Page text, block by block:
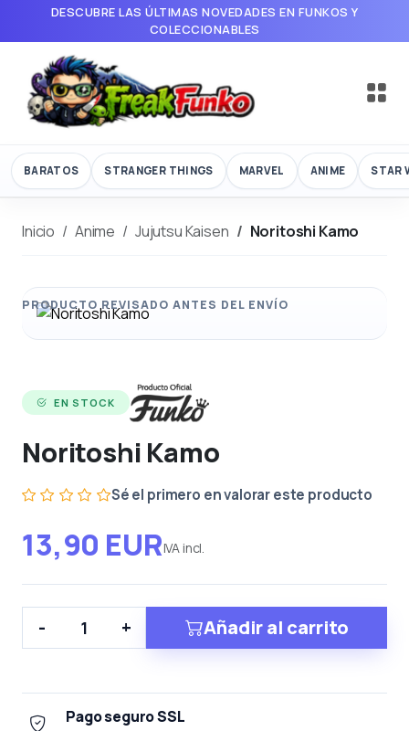
DESCUBRE LAS ÚLTIMAS NOVEDADES EN FUNKOS Y
COLECCIONABLES
BARATOS STRANGER THINGS MARVEL ANIME STAR
Inicio Anime Jujutsu Kaisen Noritoshi Kamo
EN STOCK
Noritoshi Kamo
Sé el primero en valorar este producto
13,90 EURIVA incl.
- + Añadir al carrito
Pago seguro SSL